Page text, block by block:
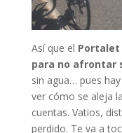
Así que el Portalet
para no afrontar
sin agua… pues
ver cómo se aleja
cuentas. Vatios,
perdido. Te va a